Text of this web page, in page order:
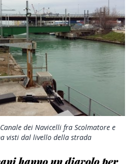
dei Navicelli fra Scolmatore e
visti dal livello della strada
hanno un diavolo per